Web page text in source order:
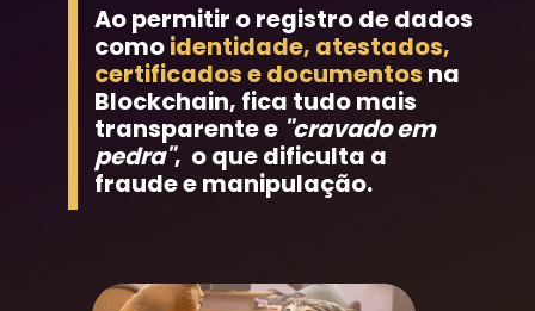
Ao permitir o registro de dados
como identidade, atestados,
certificados e documentos na
Blockchain, fica tudo mais
transparente e "cravado em
pedra",  o que dificulta a
fraude e manipulação.